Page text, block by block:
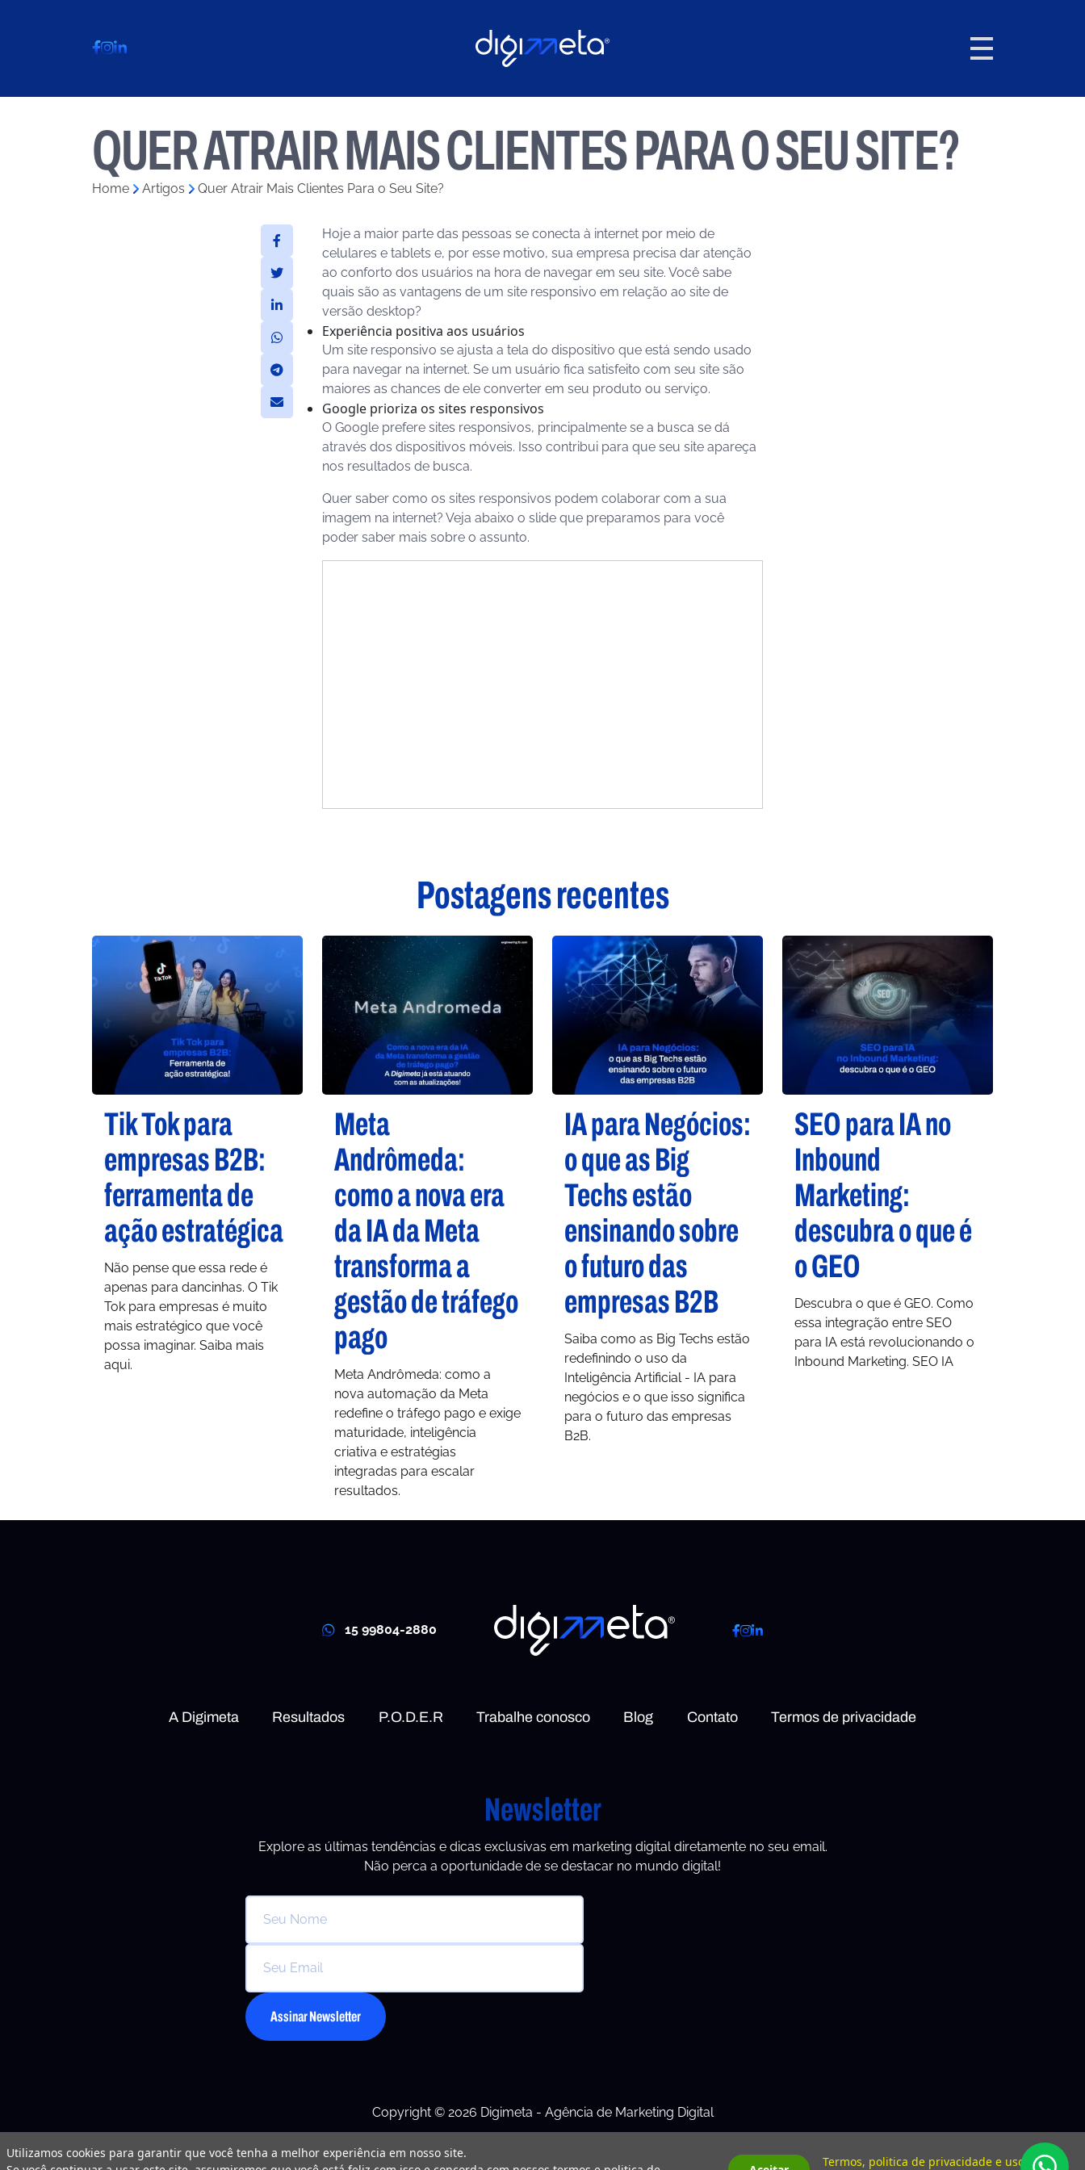
QUER ATRAIR MAIS CLIENTES PARA O SEU SITE?
Home » Artigos » Quer Atrair Mais Clientes Para o Seu Site?
Hoje a maior parte das pessoas se conecta à internet por meio de
celulares e tablets e, por esse motivo, sua empresa precisa dar atenção
ao conforto dos usuários na hora de navegar em seu site. Você sabe
quais são as vantagens de um site responsivo em relação ao site de
versão desktop?
Experiência positiva aos usuários
Um site responsivo se ajusta a tela do dispositivo que está sendo usado
para navegar na internet. Se um usuário fica satisfeito com seu site são
maiores as chances de ele converter em seu produto ou serviço.
Google prioriza os sites responsivos
O Google prefere sites responsivos, principalmente se a busca se dá
através dos dispositivos móveis. Isso contribui para que seu site apareça
nos resultados de busca.
Quer saber como os sites responsivos podem colaborar com a sua
imagem na internet? Veja abaixo o slide que preparamos para você
poder saber mais sobre o assunto.
Postagens recentes
Tik Tok para
empresas B2B:
ferramenta de
ação estratégica
Não pense que essa rede é
apenas para dancinhas. O Tik
Tok para empresas é muito
mais estratégico que você
possa imaginar. Saiba mais
aqui.
Meta
Andrômeda:
como a nova era
da IA da Meta
transforma a
gestão de tráfego
pago
Meta Andrômeda: como a
nova automação da Meta
redefine o tráfego pago e exige
maturidade, inteligência
criativa e estratégias
integradas para escalar
resultados.
IA para Negócios:
o que as Big
Techs estão
ensinando sobre
o futuro das
empresas B2B
Saiba como as Big Techs estão
redefinindo o uso da
Inteligência Artificial - IA para
negócios e o que isso significa
para o futuro das empresas
B2B.
SEO para IA no
Inbound
Marketing:
descubra o que é
o GEO
Descubra o que é GEO. Como
essa integração entre SEO
para IA está revolucionando o
Inbound Marketing. SEO IA
15 99804-2880
A Digimeta Resultados P.O.D.E.R Trabalhe conosco Blog Contato Termos de privacidade
Newsletter
Explore as últimas tendências e dicas exclusivas em marketing digital diretamente no seu email.
Não perca a oportunidade de se destacar no mundo digital!
Assinar Newsletter
Copyright © 2026 Digimeta - Agência de Marketing Digital
Utilizamos cookies para garantir que você tenha a melhor experiência em nosso site.
Termos, politica de privacidade e uso de